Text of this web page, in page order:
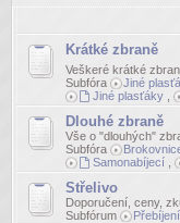
Krátké zbraně
Veškeré krátké
Subfóra
Jiné
Jiné plasťáky,
Dlouhé zbraně
Vše o "dlouhých"
Subfóra
Samonabíjecí,
Střelivo
Doporučení, ceny,
Subfórum
Přebíjení